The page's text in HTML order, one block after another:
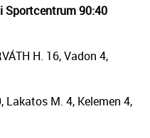
Sportcentrum 90:40
H. 16, Vadon 4,
Lakatos M. 4, Kelemen 4,